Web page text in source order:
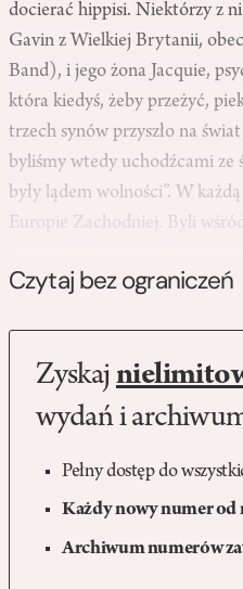
docierać hippisi. Niektórzy z
Gavin z Wielkiej Brytanii,
Band), i jego żona Jacquie,
która kiedyś, żeby przeżyć,
trzech synów przyszło na
byliśmy wtedy uchodźcami ze
były lądem wolności”. W
Europie Zachodniej. Byli
Czytaj bez ograniczeń
Zyskaj
wydań i
Pełny dostęp do
Każdy nowy numer od
Archiwum numerów